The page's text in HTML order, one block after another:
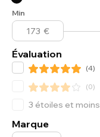
Min
Évaluation
(4)
(0)
3 étoiles et moins
Marque